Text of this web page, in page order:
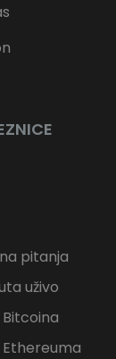
pitanja
uživo